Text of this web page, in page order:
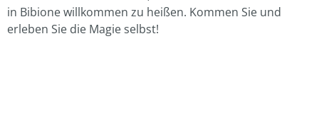
in Bibione willkommen zu heißen. Kommen Sie und
erleben Sie die Magie selbst!